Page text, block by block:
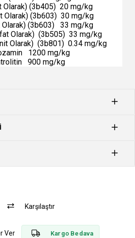
Olarak) (3b405) 20 mg/kg
Olarak) (3b603) 30 mg/kg
Olarak) (3b603) 33 mg/kg
Olarak) (3b505) 33 mg/kg
Olarak) (3b801) 0.34 mg/kg
1200 mg/kg
900 mg/kg
Karşılaştır
Ver Kargo Bedava